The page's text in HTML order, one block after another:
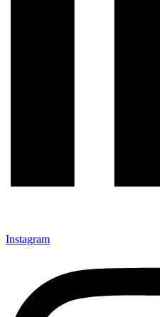
Instagram